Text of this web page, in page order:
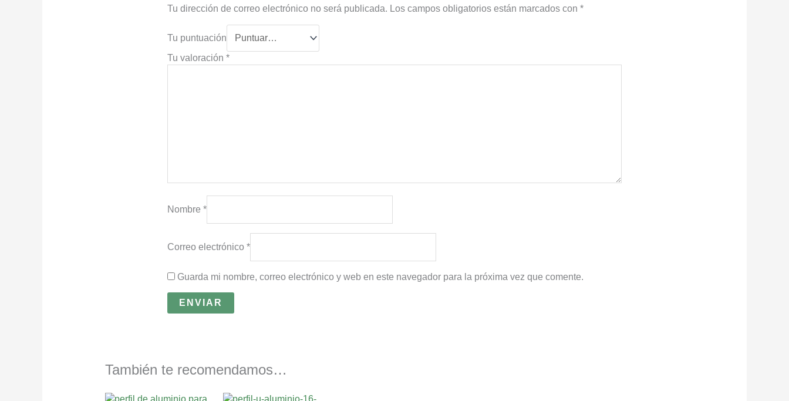
Tu dirección de correo electrónico no será publicada. Los campos obligatorios están marcados con*
Tu puntuación
Tu valoración*
Nombre*
Correo electrónico*
Guarda mi nombre, correo electrónico y web en este navegador para la próxima vez que comente.
También te recomendamos…
Rango
Este
Rango
Este